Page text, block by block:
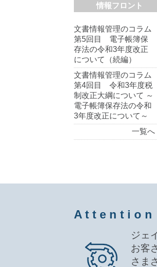
情報フロント
文書情報管理のコラム
第5回目 電子帳簿保
存法の令和3年度改正
について（続編）
文書情報管理のコラム
第4回目 令和3年度税
制改正大綱について ～
電子帳簿保存法の令和
3年度改正について～
一覧へ
A t t e n t i o n
ジェ
お客
さま